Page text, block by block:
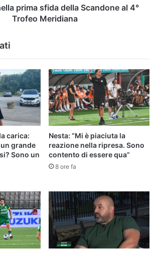
prima sfida della Scandone al 4°
Trofeo Meridiana
carica:
grande
Sono un
Nesta: “Mi è piaciuta la
reazione nella ripresa. Sono
contento di essere qua”
8 ore fa